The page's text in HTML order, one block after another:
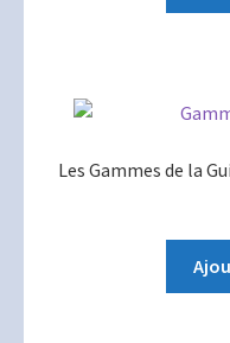
Les Gammes de la